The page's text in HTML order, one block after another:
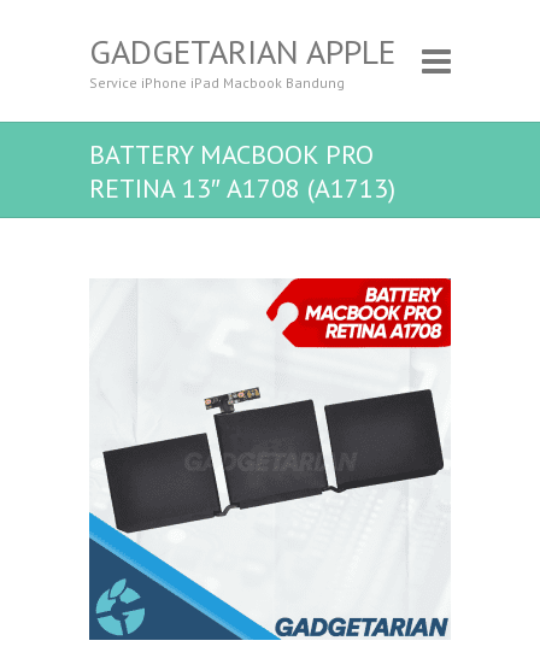
GADGETARIAN APPLE
Service iPhone iPad Macbook Bandung
BATTERY MACBOOK PRO
RETINA 13″ A1708 (A1713)